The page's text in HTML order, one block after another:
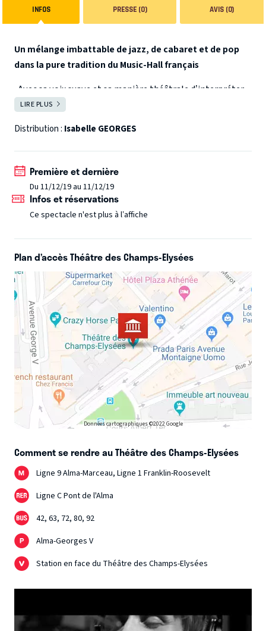
INFOS PRESSE (0) AVIS (0)
Un mélange imbattable de jazz, de cabaret et de pop
dans la pure tradition du Music-Hall français
Avec sa voix suave et sa manière théâtrale d’interpréter
les chansons, elle nous emmène dans un voyage
Nougaro, Piaf, Cole Porter et Nino Rota
quatre musiciens ‘touche-à-tout de génie’, elle nous
raconte des histoires d’amour, de survie et de rêve pour
composer un véritable tour de chant tendre et déjanté.
LIRE PLUS
Distribution : Isabelle GEORGES
Première et dernière
Du 11/12/19 au 11/12/19
Infos et réservations
Ce spectacle n'est plus à l’affiche
Plan d’accès Théâtre des Champs-Elysées
Données cartographiques ©2022 Google
Comment se rendre au Théâtre des Champs-Elysées
Ligne 9 Alma-Marceau, Ligne 1 Franklin-Roosevelt
Ligne C Pont de l'Alma
42, 63, 72, 80, 92
Alma-Georges V
Station en face du Théâtre des Champs-Elysées